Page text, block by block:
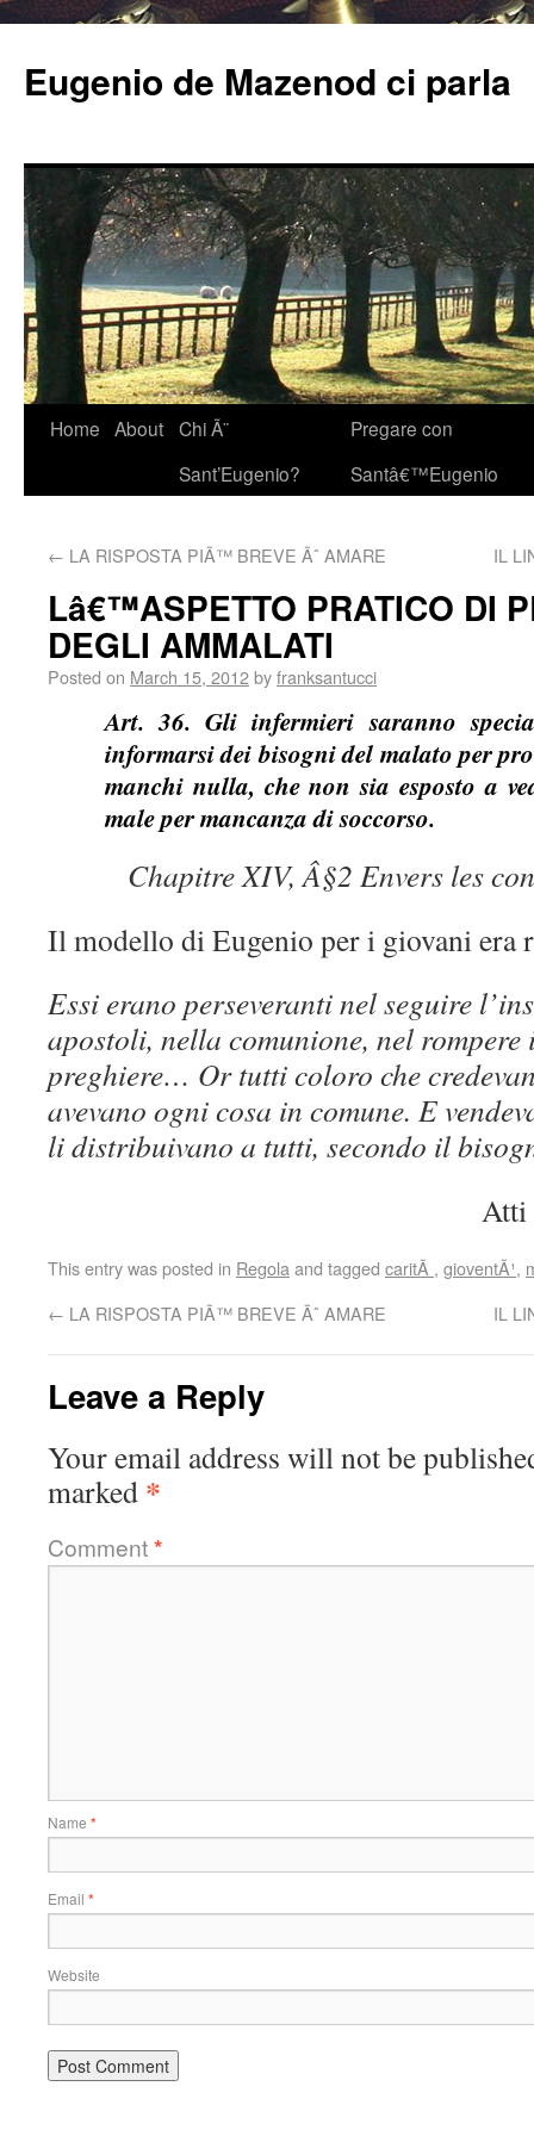
Eugenio de Mazenod ci parla
Home About Chi Ã¨
Sant’Eugenio?
Pregare con
Santâ€™Eugenio
← LA RISPOSTA PIÃ™ BREVE Ãˆ AMARE IL
Lâ€™ASPETTO PRATICO DI
DEGLI AMMALATI
Posted on March 15, 2012byfranksantucci
Art. 36. Gli infermieri saranno
informarsi dei bisogni del malato per
manchi nulla, che non sia esposto a
male per mancanza di soccorso.
Chapitre XIV, Â§2 Envers les
Il modello di Eugenio per i giovani era
Essi erano perseveranti nel seguire
apostoli, nella comunione, nel rompere
preghiere… Or tutti coloro che
avevano ogni cosa in comune. E
li distribuivano a tutti, secondo il
Atti
This entry was posted in Regola and tagged caritÃ , gioventÃ¹,
← LA RISPOSTA PIÃ™ BREVE Ãˆ AMARE IL
Leave a Reply
Your email address will not be
marked *
Comment*
Name *
Email *
Website